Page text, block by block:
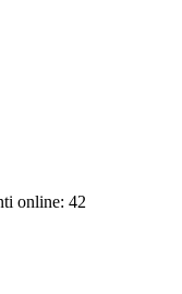
online: 42